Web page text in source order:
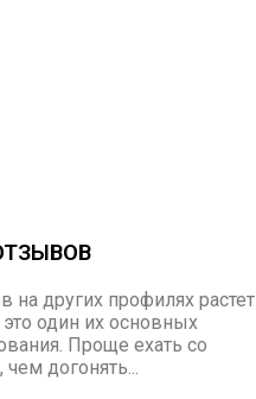
на других профилях растет
один их основных
Проще ехать со
догонять...